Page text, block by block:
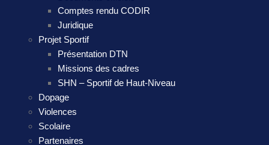
Comptes rendu CODIR
Juridique
Projet Sportif
Présentation DTN
Missions des cadres
SHN – Sportif de Haut-Niveau
Dopage
Violences
Scolaire
Partenaires